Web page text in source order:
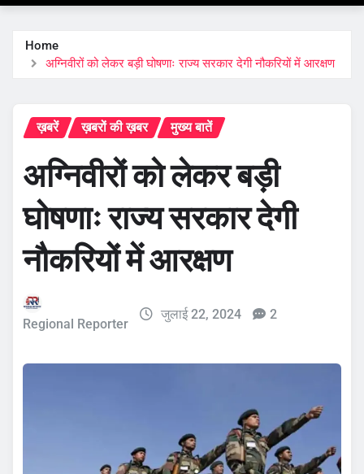
Home
अग्निवीरों को लेकर बड़ी घोषणाः राज्य सरकार देगी नौकरियों में आरक्षण
ख़बरें ख़बरों की ख़बर मुख्य बातें
अग्निवीरों को लेकर बड़ी
घोषणाः राज्य सरकार देगी
नौकरियों में आरक्षण
Regional Reporter
जुलाई 22, 2024 2